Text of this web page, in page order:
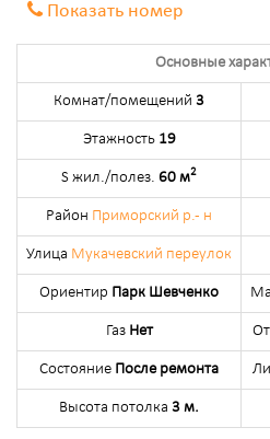
Показать номер
Основные
Комнат/помещений 3
Этажность 19
S жил./полез. 60 м2
Район Приморский р.- н
Улица Мукачевский переулок
Ориентир Парк Шевченко
Газ Нет
Состояние После ремонта
Высота потолка 3 м.